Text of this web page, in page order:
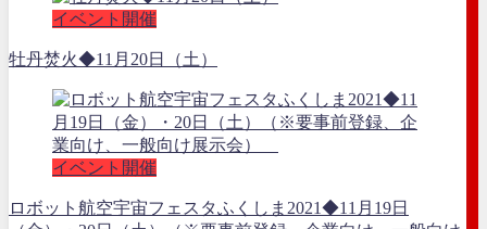
イベント開催
牡丹焚火◆11月20日（土）
イベント開催
ロボット航空宇宙フェスタふくしま2021◆11月19日